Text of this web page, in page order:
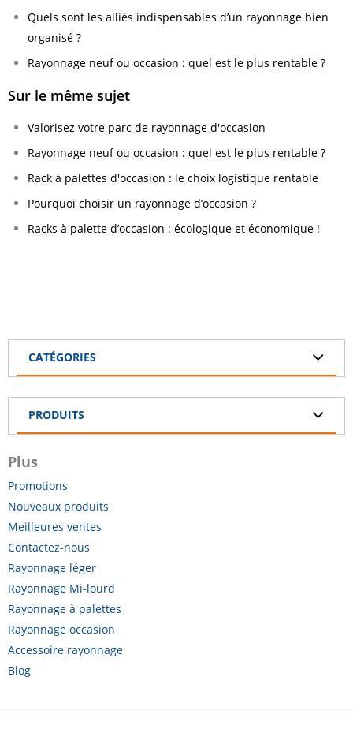
Quels sont les alliés indispensables d’un rayonnage bien
organisé ?
Rayonnage neuf ou occasion : quel est le plus rentable ?
Sur le même sujet
Valorisez votre parc de rayonnage d'occasion
Rayonnage neuf ou occasion : quel est le plus rentable ?
Rack à palettes d'occasion : le choix logistique rentable
Pourquoi choisir un rayonnage d’occasion ?
Racks à palette d’occasion : écologique et économique !
CATÉGORIES
PRODUITS
Plus
Promotions
Nouveaux produits
Meilleures ventes
Contactez-nous
Rayonnage léger
Rayonnage Mi-lourd
Rayonnage à palettes
Rayonnage occasion
Accessoire rayonnage
Blog